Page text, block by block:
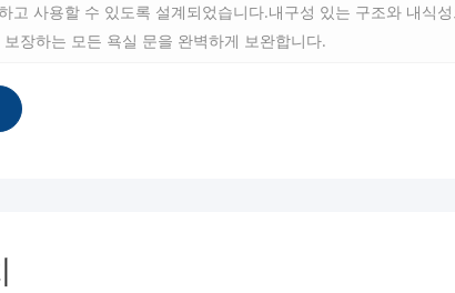
고 사용할 수 있도록 설계되었습니다.내구성 있는 구조와 내식
장하는 모든 욕실 문을 완벽하게 보완합니다.